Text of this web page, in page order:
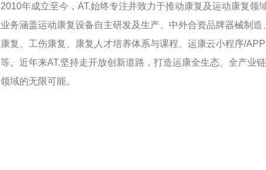
2010年成立至今，AT.始终专注并致力于推动康复及运动康复领
业务涵盖运动康复设备自主研发及生产、中外合资品牌器械制
康复、工伤康复、康复人才培养体系与课程、运康云小程序/
等。近年来AT.坚持走开放创新道路，打造运康全生态、全产业
领域的无限可能。